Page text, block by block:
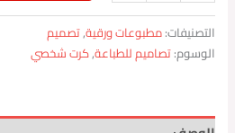
التصنيفات:مطبوعات ورقية,تصميم
الوسوم:تصاميم للطباعة,كرت شخصي